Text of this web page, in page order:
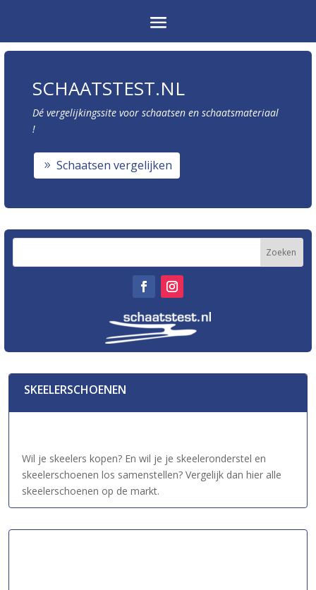
SCHAATSTEST.NL
Dé vergelijkingssite voor schaatsen en schaatsmateriaal
!
Schaatsen vergelijken
SKEELERSCHOENEN
Wil je skeelers kopen? En wil je je skeeleronderstel en
skeelerschoenen los samenstellen? Vergelijk dan hier alle
skeelerschoenen op de markt.